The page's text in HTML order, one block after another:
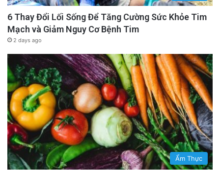
6 Thay Đổi Lối Sống Để Tăng Cường Sức Khỏe Tim
Mạch và Giảm Nguy Cơ Bệnh Tim
2 days ago
Ẩm Thực